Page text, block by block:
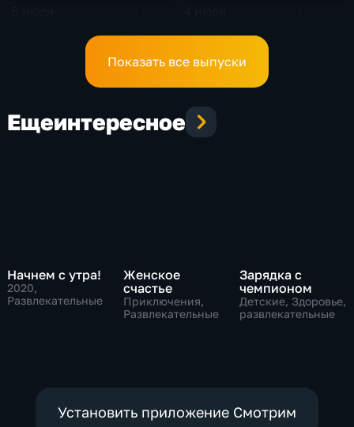
Показать все выпуски
Ещеинтересное
Начнем с утра!
2020,
Развлекательные
Женское
счастье
Приключения,
Развлекательные
Зарядка с
чемпионом
Детские, Здоровье,
развлекательные
Установить приложение Смотрим